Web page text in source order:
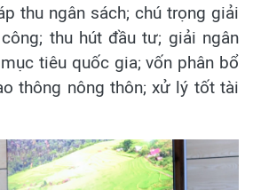
thu ngân sách; chú trọng giải
thu hút đầu tư; giải ngân
tiêu quốc gia; vốn phân bổ
thông nông thôn; xử lý tốt tài